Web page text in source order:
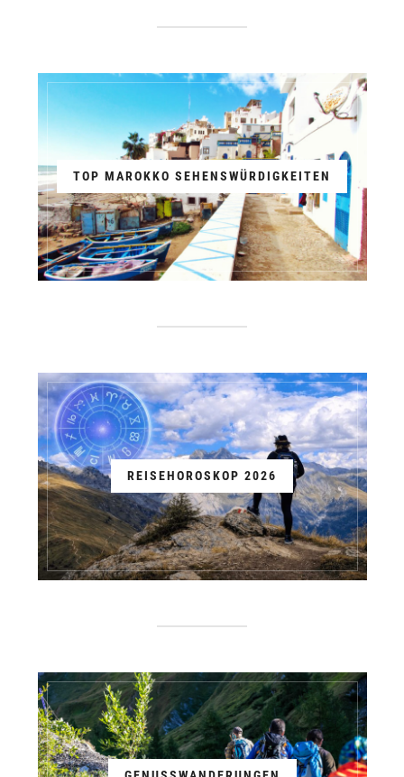
TOP MAROKKO SEHENSWÜRDIGKEITEN
REISEHOROSKOP 2026